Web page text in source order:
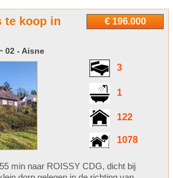
€ 196.000
te koop in
02 - Aisne
3
1
122
1078
min naar ROISSY CDG, dicht bij